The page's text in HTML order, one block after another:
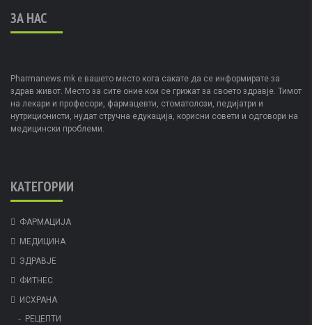
ЗА НАС
Pharmanews.mk е вашето место кога сакате да се информирате за
здрав живот. Место за сите оние кои се грижат за своето здравје. Тимот
на лекари и професори, фармацевти, стоматолози, педијатри и
нутриционисти, нудат стручна едукација, корисни совети и одговори на
медицински проблеми.
КАТЕГОРИИ
ФАРМАЦИЈА
МЕДИЦИНА
ЗДРАВЈЕ
ФИТНЕС
ИСХРАНА
РЕЦЕПТИ